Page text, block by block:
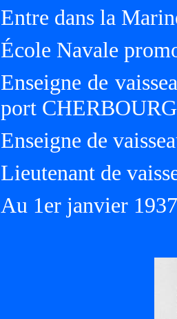
Entre dans la
École Navale
Enseigne de
port
Enseigne de
Lieutenant de
Au 1er janvier